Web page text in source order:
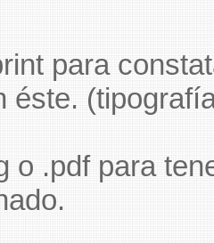
para
éste.
o .pdf para